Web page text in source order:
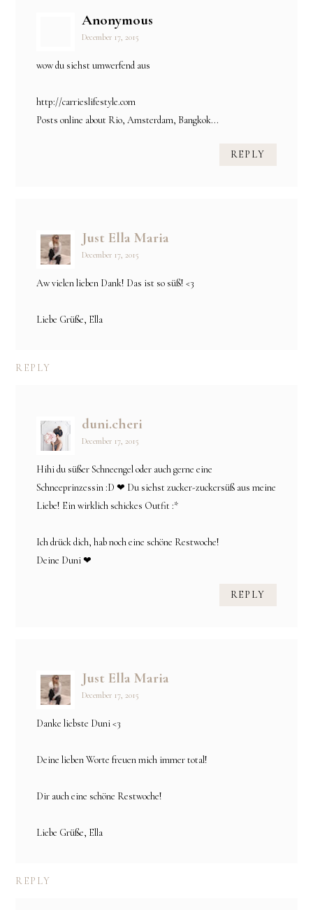
Anonymous
December 17, 2015
wow du siehst umwerfend aus
http://carrieslifestyle.com
Posts online about Rio, Amsterdam, Bangkok...
REPLY
Just Ella Maria
December 17, 2015
Aw vielen lieben Dank! Das ist so süß! <3
Liebe Grüße, Ella
REPLY
duni.cheri
December 17, 2015
Hihi du süßer Schneengel oder auch gerne eine
Schneeprinzessin :D ❤ Du siehst zucker-zuckersüß aus meine
Liebe! Ein wirklich schickes Outfit :*
Ich drück dich, hab noch eine schöne Restwoche!
Deine Duni ❤
REPLY
Just Ella Maria
December 17, 2015
Danke liebste Duni <3
Deine lieben Worte freuen mich immer total!
Dir auch eine schöne Restwoche!
Liebe Grüße, Ella
REPLY